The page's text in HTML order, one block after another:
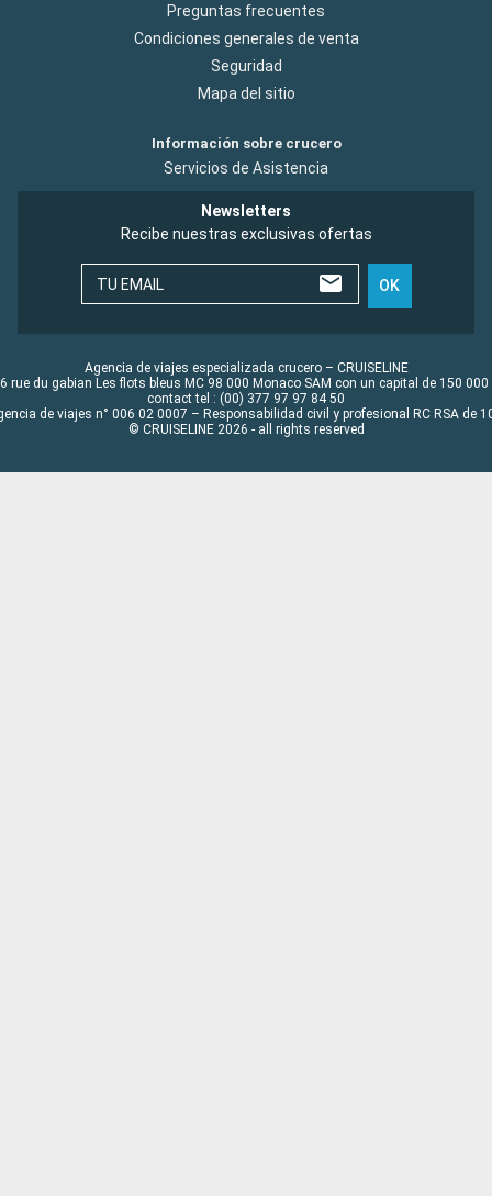
Preguntas frecuentes
Condiciones generales de venta
Seguridad
Mapa del sitio
Información sobre crucero
Servicios de Asistencia
Newsletters
Recibe nuestras exclusivas ofertas
TU EMAIL OK
Agencia de viajes especializada crucero – CRUISELINE
rue du gabian Les flots bleus MC 98 000 Monaco SAM con un capital de 150 000
contact tel : (00) 377 97 97 84 50
de viajes n° 006 02 0007 – Responsabilidad civil y profesional RC RSA de
© CRUISELINE 2026 - all rights reserved